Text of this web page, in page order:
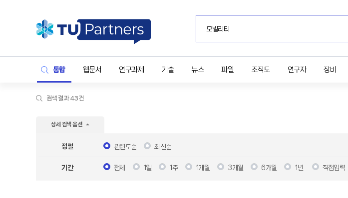
통합 웹문서 연구과제 기술 뉴스 파일 조직도 연구자 장비
검색 결과 43건
상세 검색 옵션
정렬 관련도순 최신순
기간 전체 1일 1주 1개월 3개월 6개월 1년 직접입력